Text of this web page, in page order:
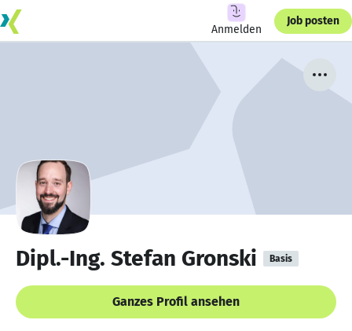
Anmelden
Job posten
Dipl.-Ing. Stefan Gronski Basis
Ganzes Profil ansehen